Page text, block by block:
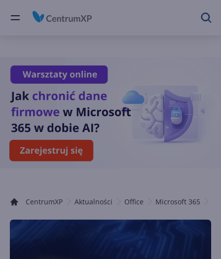
CentrumXP Aktualności Office Microsoft 365